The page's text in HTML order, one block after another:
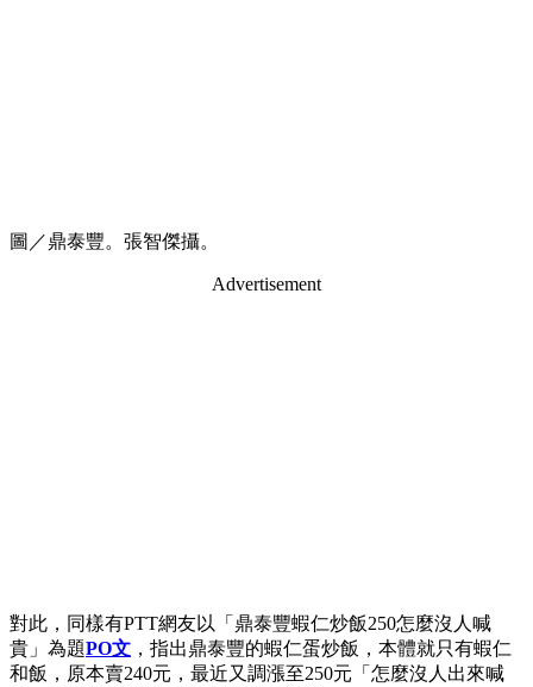
圖／鼎泰豐。張智傑攝。
Advertisement
對此，同樣有PTT網友以「鼎泰豐蝦仁炒飯250怎麼沒人喊
貴」為題PO文 ，指出鼎泰豐的蝦仁蛋炒飯，本體就只有蝦仁
和飯，原本賣240元，最近又調漲至250元「怎麼沒人出來喊